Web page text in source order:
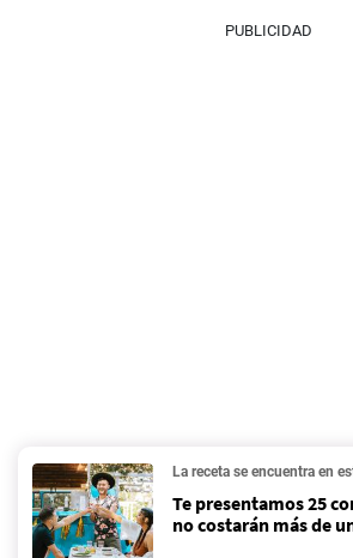
PUBLICIDAD
La receta se encuentra en
Te presentamos 25
no costarán más de